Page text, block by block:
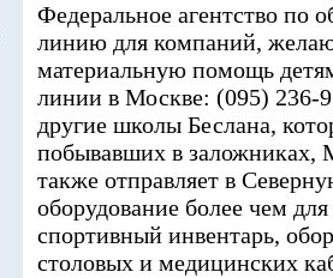
Федеральное агентство по
линию для компаний,
материальную помощь
линии в Москве: (095) 236-
другие школы Беслана,
побывавших в заложниках,
также отправляет в
оборудование более чем
спортивный инвентарь,
столовых и медицинских